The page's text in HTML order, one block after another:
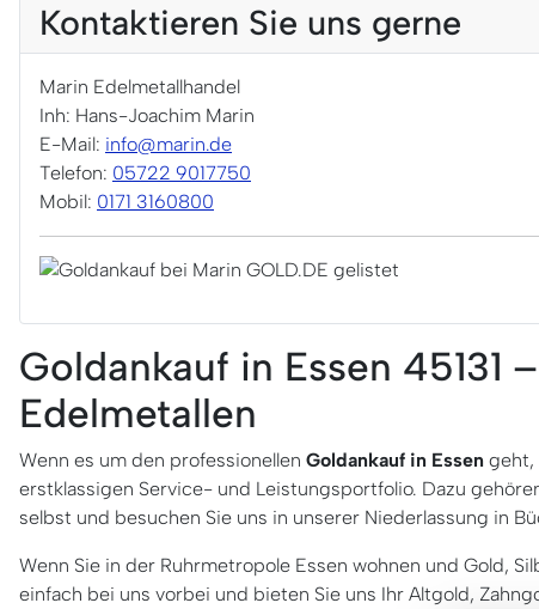
Kontaktieren Sie uns gerne
Marin Edelmetallhandel
Inh: Hans-Joachim Marin
E-Mail: info@marin.de
Telefon: 05722 9017750
Mobil: 0171 3160800
Goldankauf in Essen
Edelmetallen
Wenn es um den professionellen Goldankauf in Essen geht,
erstklassigen Service- und Leistungsportfolio. Dazu
selbst und besuchen Sie uns in unserer Niederlassung in
Wenn Sie in der Ruhrmetropole Essen wohnen und Gold,
einfach bei uns vorbei und bieten Sie uns Ihr Altgold,